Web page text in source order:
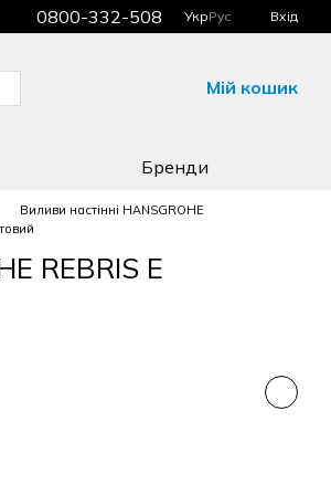
0800-332-508 УкрРус Вхід
Мій кошик
Бренди
Виливи настінні HANSGROHE
REBRIS E